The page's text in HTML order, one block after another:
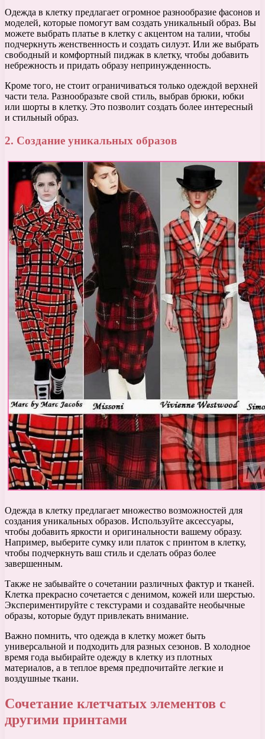
Одежда в клетку предлагает огромное разнообразие фасонов и
моделей, которые помогут вам создать уникальный образ. Вы
можете выбрать платье в клетку с акцентом на талии, чтобы
подчеркнуть женственность и создать силуэт. Или же выбрать
свободный и комфортный пиджак в клетку, чтобы добавить
небрежность и придать образу непринужденность.
Кроме того, не стоит ограничиваться только одеждой верхней
части тела. Разнообразьте свой стиль, выбрав брюки, юбки
или шорты в клетку. Это позволит создать более интересный
и стильный образ.
2. Создание уникальных образов
Одежда в клетку предлагает множество возможностей для
создания уникальных образов. Используйте аксессуары,
чтобы добавить яркости и оригинальности вашему образу.
Например, выберите сумку или платок с принтом в клетку,
чтобы подчеркнуть ваш стиль и сделать образ более
завершенным.
Также не забывайте о сочетании различных фактур и тканей.
Клетка прекрасно сочетается с денимом, кожей или шерстью.
Экспериментируйте с текстурами и создавайте необычные
образы, которые будут привлекать внимание.
Важно помнить, что одежда в клетку может быть
универсальной и подходить для разных сезонов. В холодное
время года выбирайте одежду в клетку из плотных
материалов, а в теплое время предпочитайте легкие и
воздушные ткани.
Сочетание клетчатых элементов с
другими принтами